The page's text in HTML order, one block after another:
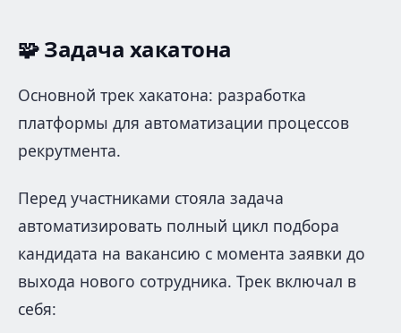
🧩Задача хакатона
Основной трек хакатона: разработка
платформы для автоматизации процессов
рекрутмента.
Перед участниками стояла задача
автоматизировать полный цикл подбора
кандидата на вакансию с момента заявки до
выхода нового сотрудника. Трек включал в
себя: